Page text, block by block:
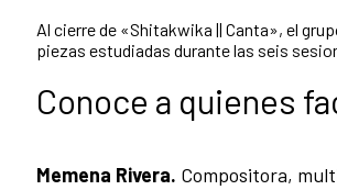
Al cierre de «Shitakwika || Canta», el
piezas estudiadas durante las seis
Conoce a quienes
Memena Rivera. Compositora,